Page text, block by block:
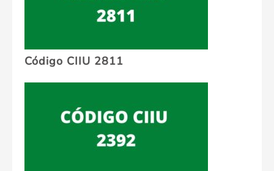
Código CIIU 2811